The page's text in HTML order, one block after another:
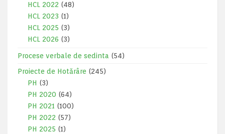
HCL 2022 (48)
HCL 2023 (1)
HCL 2025 (3)
HCL 2026 (3)
Procese verbale de sedinta (54)
Proiecte de Hotărâre (245)
PH (3)
PH 2020 (64)
PH 2021 (100)
PH 2022 (57)
PH 2025 (1)